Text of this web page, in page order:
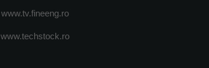
www.tv.fineeng.ro
www.techstock.ro